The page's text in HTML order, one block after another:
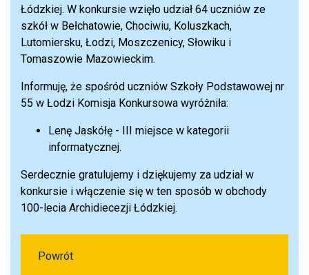
Łódzkiej. W konkursie wzięło udział 64 uczniów ze
szkół w Bełchatowie, Chociwiu, Koluszkach,
Lutomiersku, Łodzi, Moszczenicy, Słowiku i
Tomaszowie Mazowieckim.
Informuję, że spośród uczniów Szkoły Podstawowej nr
55 w Łodzi Komisja Konkursowa wyróżniła:
Lenę Jaskółę - III miejsce w kategorii
informatycznej.
Serdecznie gratulujemy i dziękujemy za udział w
konkursie i włączenie się w ten sposób w obchody
100-lecia Archidiecezji Łódzkiej.
Powrót